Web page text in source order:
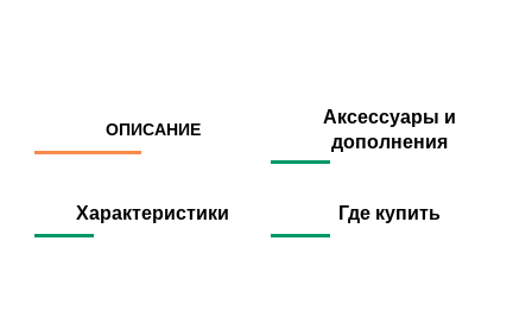
ОПИСАНИЕ
Аксессуары и
дополнения
Характеристики Где купить